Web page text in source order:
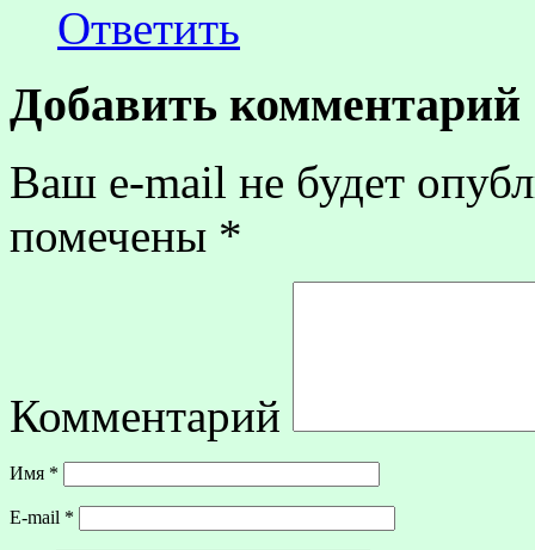
Ответить
Добавить комментарий
Ваш e-mail не будет
помечены *
Комментарий
Имя *
E-mail *